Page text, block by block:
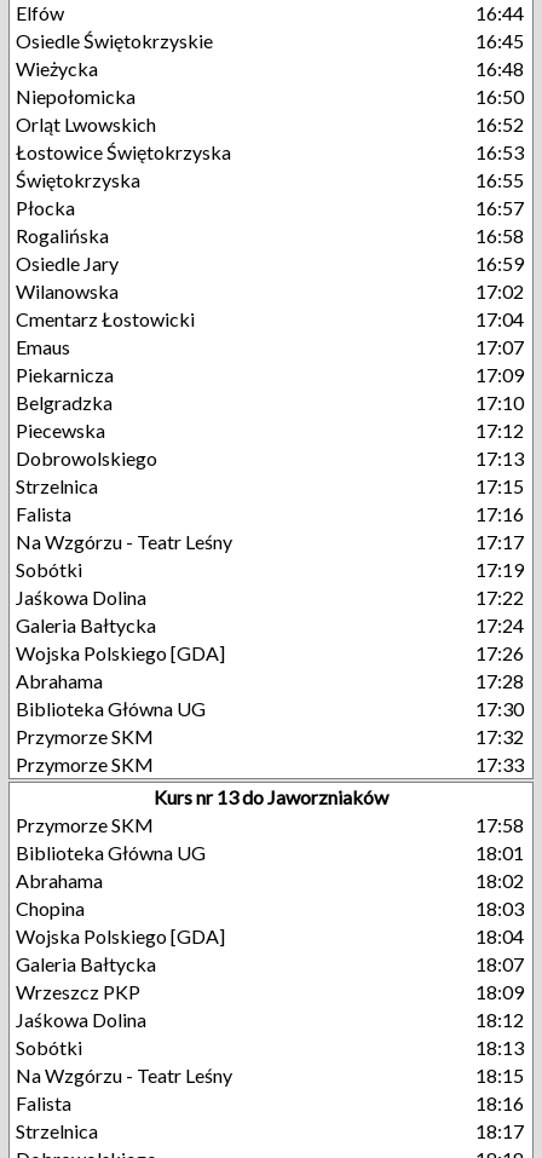
Elfów
16:44
Osiedle Świętokrzyskie
16:45
Wieżycka
16:48
Niepołomicka
16:50
Orląt Lwowskich
16:52
Łostowice Świętokrzyska
16:53
Świętokrzyska
16:55
Płocka
16:57
Rogalińska
16:58
Osiedle Jary
16:59
Wilanowska
17:02
Cmentarz Łostowicki
17:04
Emaus
17:07
Piekarnicza
17:09
Belgradzka
17:10
Piecewska
17:12
Dobrowolskiego
17:13
Strzelnica
17:15
Falista
17:16
Na Wzgórzu - Teatr Leśny
17:17
Sobótki
17:19
Jaśkowa Dolina
17:22
Galeria Bałtycka
17:24
Wojska Polskiego [GDA]
17:26
Abrahama
17:28
Biblioteka Główna UG
17:30
Przymorze SKM
17:32
Przymorze SKM
17:33
Kurs nr 13 do Jaworzniaków
Przymorze SKM
17:58
Biblioteka Główna UG
18:01
Abrahama
18:02
Chopina
18:03
Wojska Polskiego [GDA]
18:04
Galeria Bałtycka
18:07
Wrzeszcz PKP
18:09
Jaśkowa Dolina
18:12
Sobótki
18:13
Na Wzgórzu - Teatr Leśny
18:15
Falista
18:16
Strzelnica
18:17